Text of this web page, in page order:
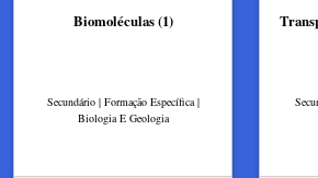
Biomoléculas (1)
Secundário | Formação Específica |
Biologia E Geologia